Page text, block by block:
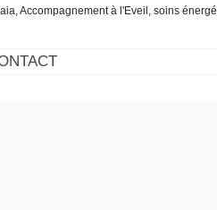
Accompagnement à l'Eveil, soins